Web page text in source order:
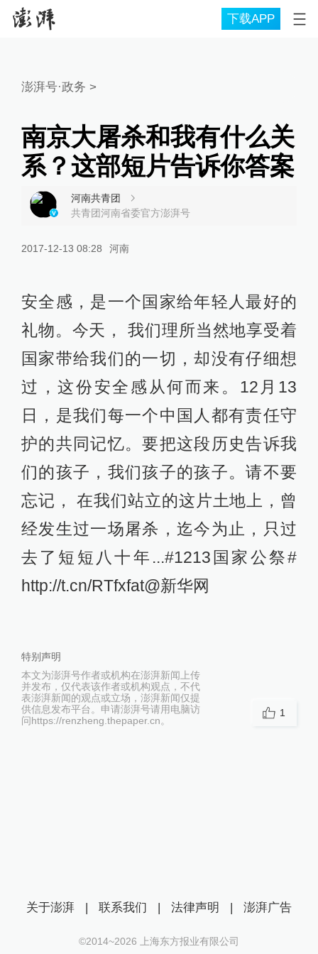
下载APP
澎湃号·政务 >
南京大屠杀和我有什么关
系？这部短片告诉你答案
河南共青团
共青团河南省委官方澎湃号
2017-12-13 08:28 河南
安全感，是一个国家给年轻人最好的
礼物。今天， 我们理所当然地享受着
国家带给我们的一切，却没有仔细想
过，这份安全感从何而来。12月13
日，是我们每一个中国人都有责任守
护的共同记忆。要把这段历史告诉我
们的孩子，我们孩子的孩子。请不要
忘记， 在我们站立的这片土地上，曾
经发生过一场屠杀，迄今为止，只过
去了短短八十年...#1213国家公祭#
http://t.cn/RTfxfat@新华网
特别声明
本文为澎湃号作者或机构在澎湃新闻上传
并发布，仅代表该作者或机构观点，不代
表澎湃新闻的观点或立场，澎湃新闻仅提
供信息发布平台。申请澎湃号请用电脑访
问https://renzheng.thepaper.cn。
1
关于澎湃 | 联系我们 | 法律声明 | 澎湃广告
©2014~2026 上海东方报业有限公司